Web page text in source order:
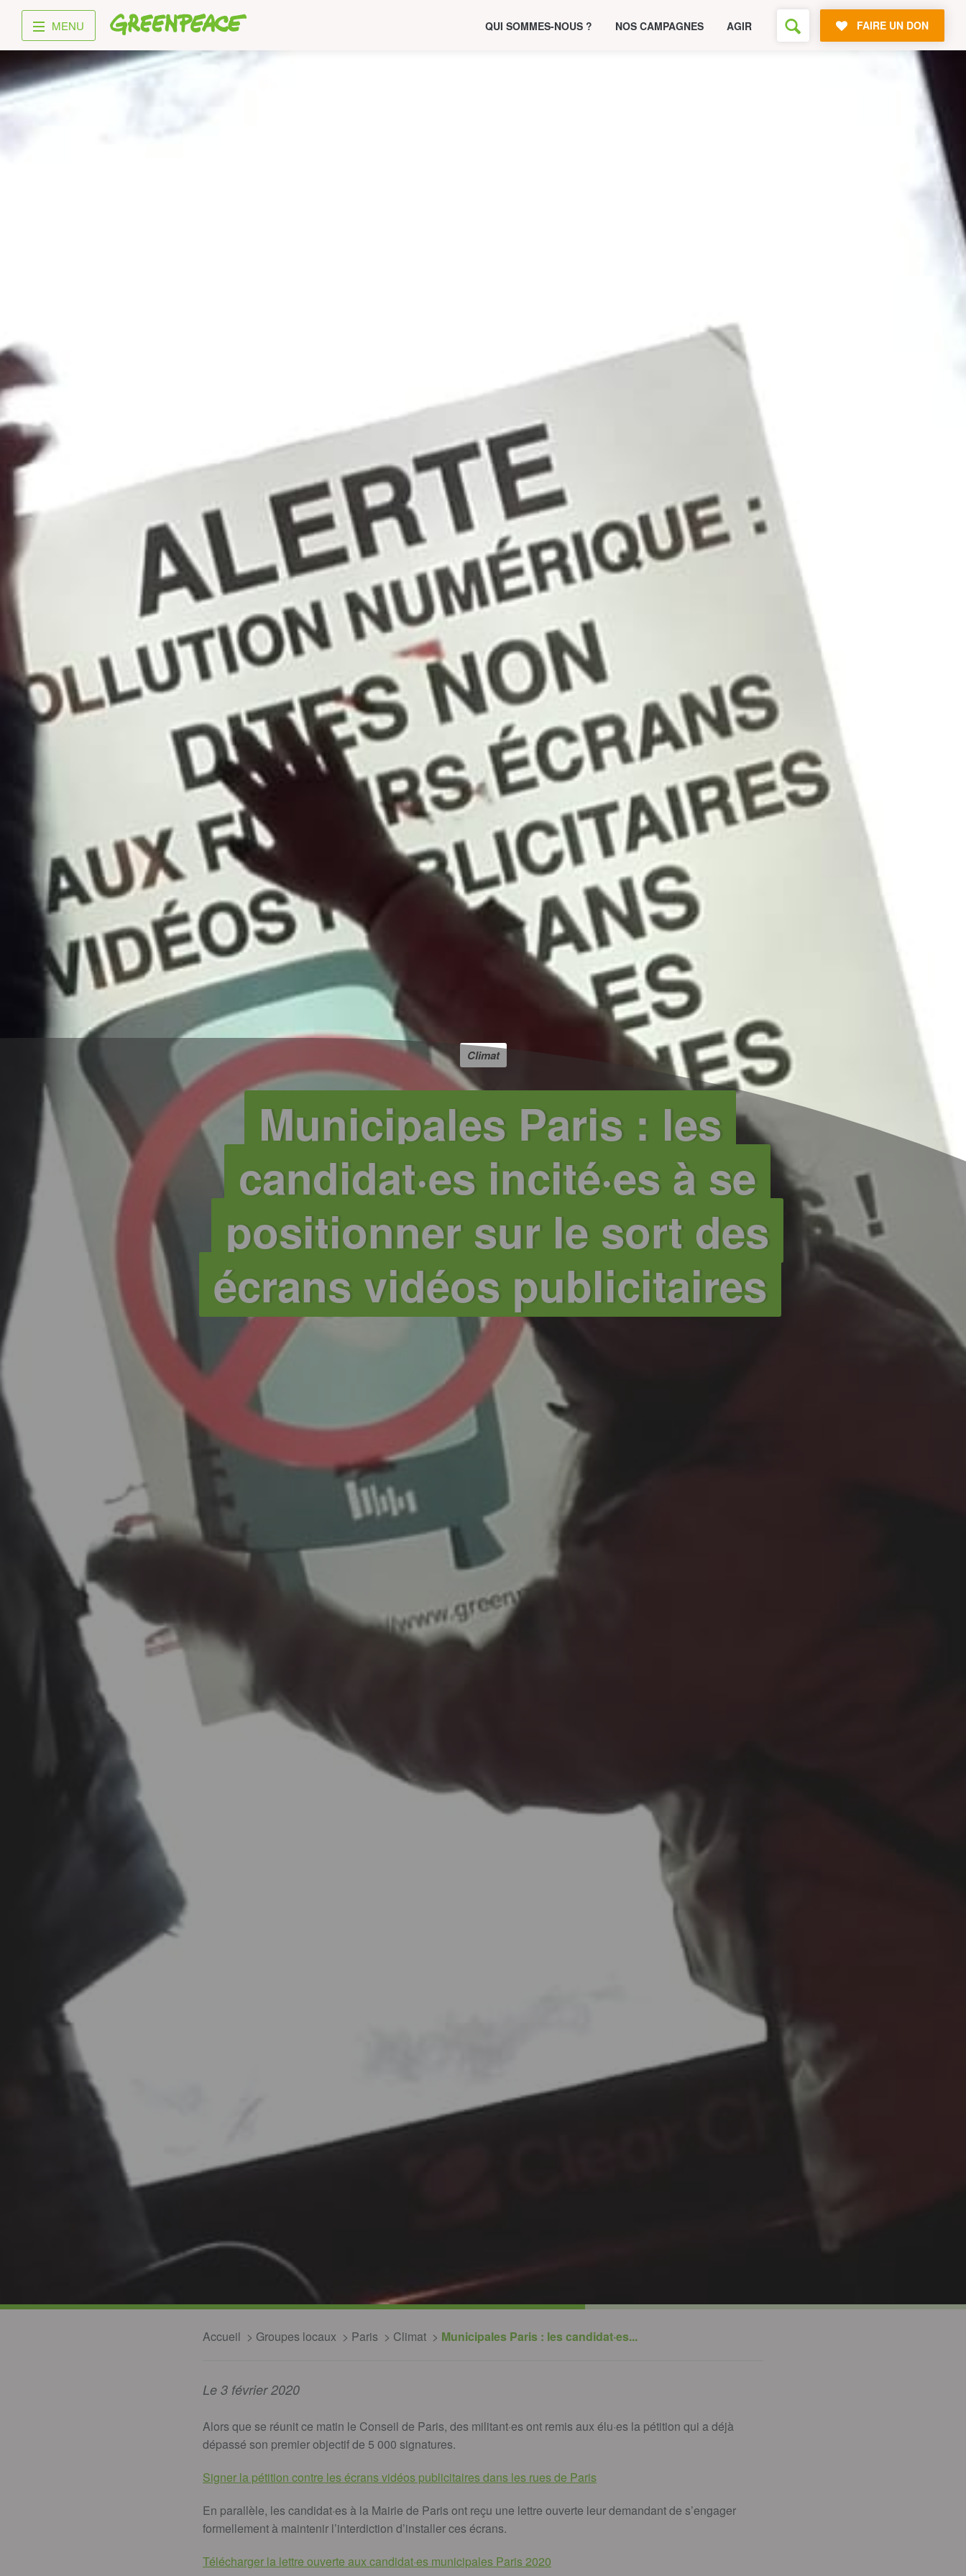
Greenpeace
MENU QUI SOMMES-NOUS ? NOS CAMPAGNES AGIR FAIRE UN DON
Climat
Municipales Paris : les
candidat·es incité·es à se
positionner sur le sort des
écrans vidéos publicitaires
Accueil Groupes locaux Paris Climat Municipales Paris : les candidat·es...
Le 3 février 2020
Alors que se réunit ce matin le Conseil de Paris, des militant·es ont remis aux élu·es la pétition qui a déjà
dépassé son premier objectif de 5 000 signatures.
Signer la pétition contre les écrans vidéos publicitaires dans les rues de Paris
En parallèle, les candidat·es à la Mairie de Paris ont reçu une lettre ouverte leur demandant de s’engager
formellement à maintenir l’interdiction d’installer ces écrans.
Télécharger la lettre ouverte aux candidat·es municipales Paris 2020